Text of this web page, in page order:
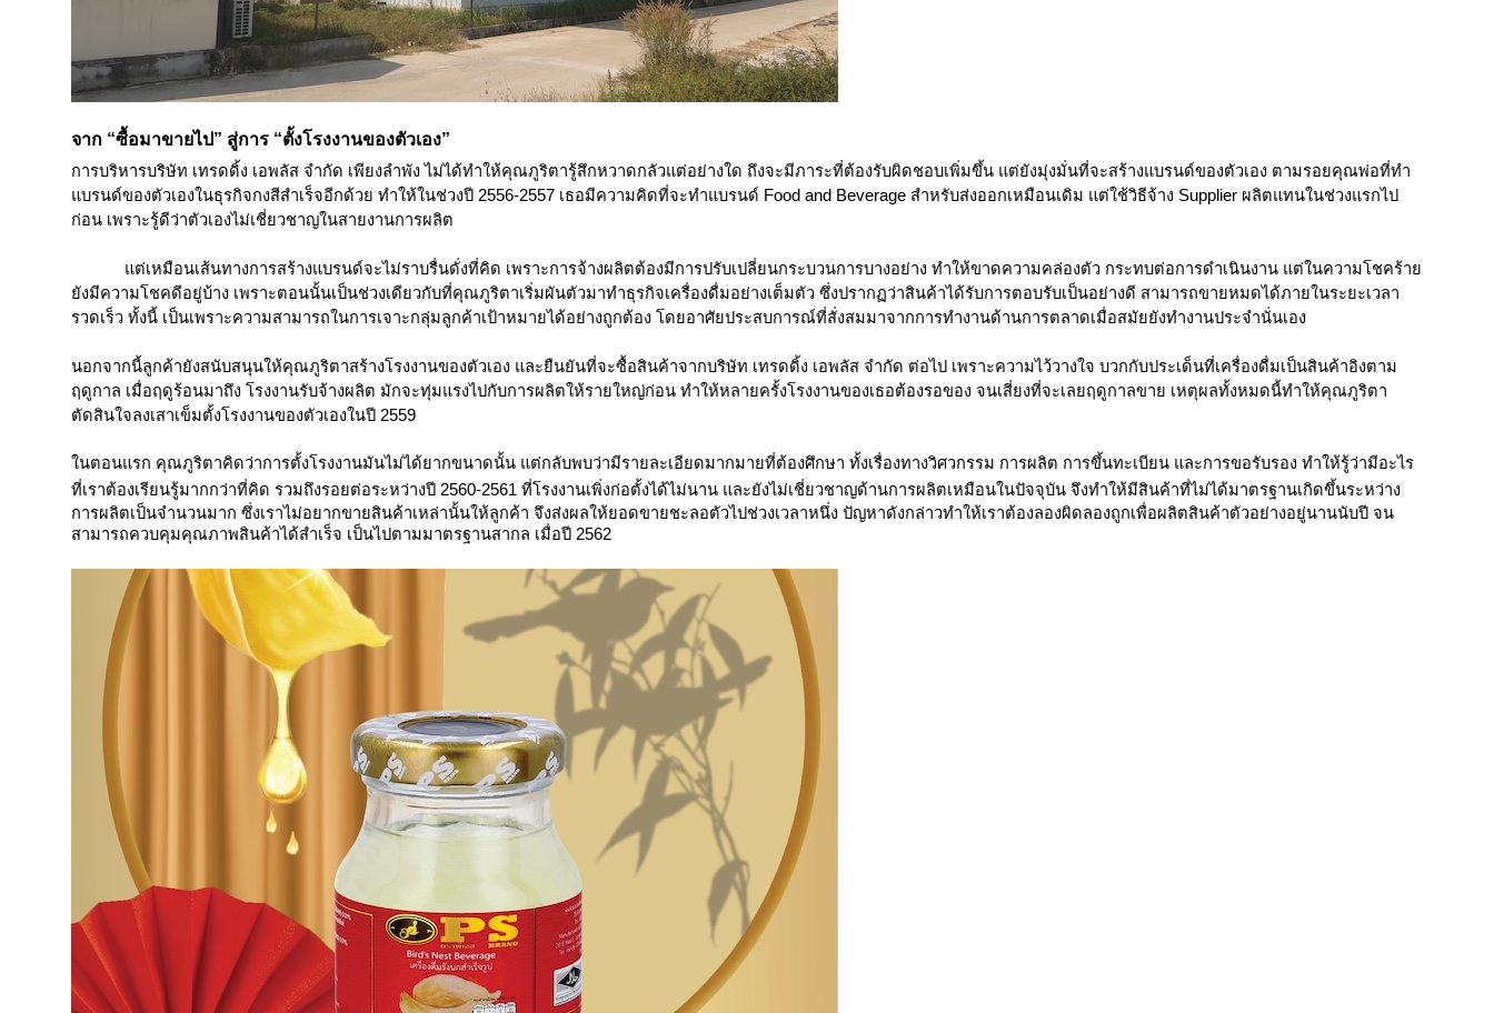
จาก “ซื้อมาขายไป” สู่การ “ตั้งโรงงานของตัวเอง”
การบริหารบริษัท เทรดดิ้ง เอพลัส จำกัด เพียงลำพัง ไม่ได้ทำให้คุณภูริตารู้สึกหวาดกลัวแต่อย่างใด ถึงจะมีภาระที่ต้องรับผิดชอบเพิ่มขึ้น แต่ยังมุ่งมั่นที่จะสร้างแบรนด์ของตัวเอง ตามรอยคุณพ่อที่ทำ
แบรนด์ของตัวเองในธุรกิจกงสีสำเร็จอีกด้วย ทำให้ในช่วงปี 2556-2557 เธอมีความคิดที่จะทำแบรนด์ Food and Beverage สำหรับส่งออกเหมือนเดิม แต่ใช้วิธีจ้าง Supplier ผลิตแทนในช่วงแรกไป
ก่อน เพราะรู้ดีว่าตัวเองไม่เชี่ยวชาญในสายงานการผลิต
แต่เหมือนเส้นทางการสร้างแบรนด์จะไม่ราบรื่นดั่งที่คิด เพราะการจ้างผลิตต้องมีการปรับเปลี่ยนกระบวนการบางอย่าง ทำให้ขาดความคล่องตัว กระทบต่อการดำเนินงาน แต่ในความโชคร้าย
ยังมีความโชคดีอยู่บ้าง เพราะตอนนั้นเป็นช่วงเดียวกับที่คุณภูริตาเริ่มผันตัวมาทำธุรกิจเครื่องดื่มอย่างเต็มตัว ซึ่งปรากฏว่าสินค้าได้รับการตอบรับเป็นอย่างดี สามารถขายหมดได้ภายในระยะเวลา
รวดเร็ว ทั้งนี้ เป็นเพราะความสามารถในการเจาะกลุ่มลูกค้าเป้าหมายได้อย่างถูกต้อง โดยอาศัยประสบการณ์ที่สั่งสมมาจากการทำงานด้านการตลาดเมื่อสมัยยังทำงานประจำนั่นเอง
นอกจากนี้ลูกค้ายังสนับสนุนให้คุณภูริตาสร้างโรงงานของตัวเอง และยืนยันที่จะซื้อสินค้าจากบริษัท เทรดดิ้ง เอพลัส จำกัด ต่อไป เพราะความไว้วางใจ บวกกับประเด็นที่เครื่องดื่มเป็นสินค้าอิงตาม
ฤดูกาล เมื่อฤดูร้อนมาถึง โรงงานรับจ้างผลิต มักจะทุ่มแรงไปกับการผลิตให้รายใหญ่ก่อน ทำให้หลายครั้งโรงงานของเธอต้องรอของ จนเสี่ยงที่จะเลยฤดูกาลขาย เหตุผลทั้งหมดนี้ทำให้คุณภูริตา
ตัดสินใจลงเสาเข็มตั้งโรงงานของตัวเองในปี 2559
ในตอนแรก คุณภูริตาคิดว่าการตั้งโรงงานมันไม่ได้ยากขนาดนั้น แต่กลับพบว่ามีรายละเอียดมากมายที่ต้องศึกษา ทั้งเรื่องทางวิศวกรรม การผลิต การขึ้นทะเบียน และการขอรับรอง ทำให้รู้ว่ามีอะไร
ที่เราต้องเรียนรู้มากกว่าที่คิด รวมถึงรอยต่อระหว่างปี 2560-2561 ที่โรงงานเพิ่งก่อตั้งได้ไม่นาน และยังไม่เชี่ยวชาญด้านการผลิตเหมือนในปัจจุบัน จึงทำให้มีสินค้าที่ไม่ได้มาตรฐานเกิดขึ้นระหว่าง
การผลิตเป็นจำนวนมาก ซึ่งเราไม่อยากขายสินค้าเหล่านั้นให้ลูกค้า จึงส่งผลให้ยอดขายชะลอตัวไปช่วงเวลาหนึ่ง ปัญหาดังกล่าวทำให้เราต้องลองผิดลองถูกเพื่อผลิตสินค้าตัวอย่างอยู่นานนับปี จน
สามารถควบคุมคุณภาพสินค้าได้สำเร็จ เป็นไปตามมาตรฐานสากล เมื่อปี 2562